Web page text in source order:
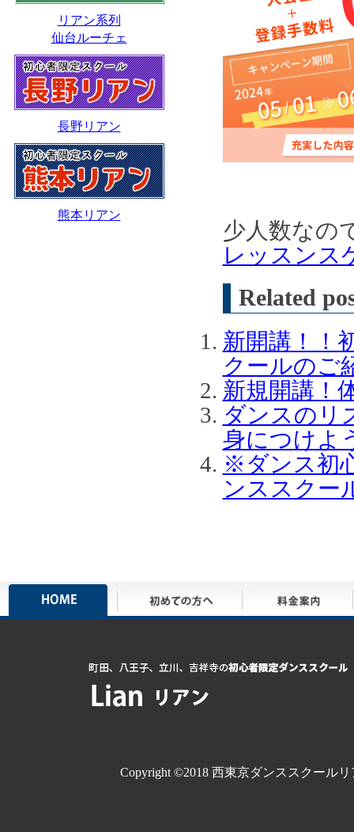
少人数なの
レッスンス
Related
新開講！！
クールのご
新規開講！
ダンスのリ
身につけよ
※ダンス初
ンススクー
リアン系列
仙台ルーチェ
長野リアン
熊本リアン
Copyright ©2018 西東京ダンススクール